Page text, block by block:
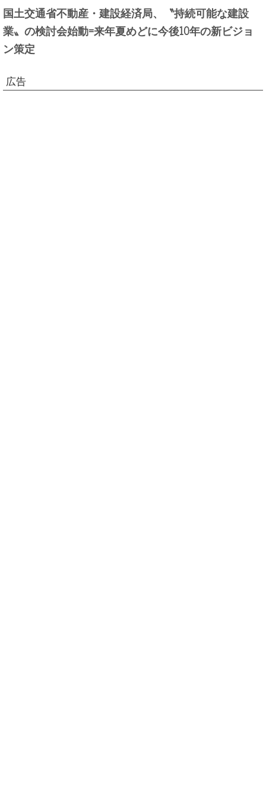
国土交通省不動産・建設経済局、〝持続可能な建設
業〟の検討会始動=来年夏めどに今後10年の新ビジョ
ン策定
広告